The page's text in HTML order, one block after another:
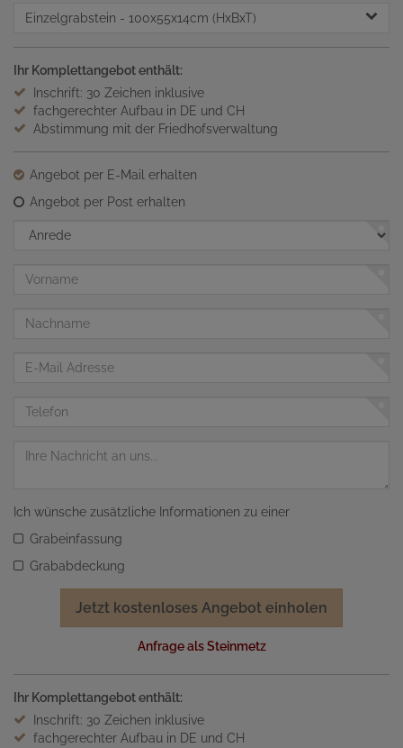
Einzelgrabstein - 100x55x14cm (HxBxT)
Ihr Komplettangebot enthält:
Inschrift: 30 Zeichen inklusive
fachgerechter Aufbau in DE und CH
Abstimmung mit der Friedhofsverwaltung
Angebot per E-Mail erhalten
Angebot per Post erhalten
Anrede
Vorname
Nachname
Telefon
Nachricht
Ich wünsche zusätzliche Informationen zu einer
Grabeinfassung
Grababdeckung
Jetzt kostenloses Angebot einholen
Anfrage als Steinmetz
Ihr Komplettangebot enthält:
Inschrift: 30 Zeichen inklusive
fachgerechter Aufbau in DE und CH